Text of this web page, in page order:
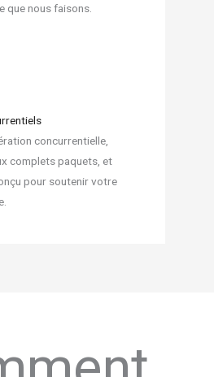
que nous faisons.
concurrentielle,
complets paquets, et
pour soutenir votre